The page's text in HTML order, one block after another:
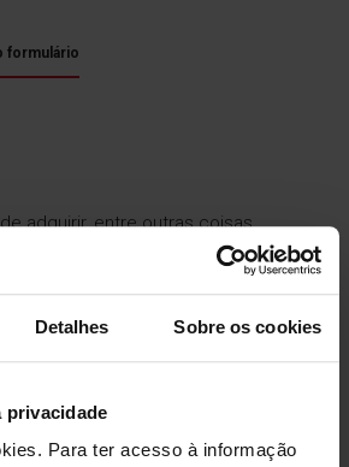
Detalhes Sobre os cookies
privacidade
Para ter acesso à informação
formulário
adquirir, entre outras coisas.
de lavar e secar roupa, tais como:
de detergente
internas, acessórios de
e tampas